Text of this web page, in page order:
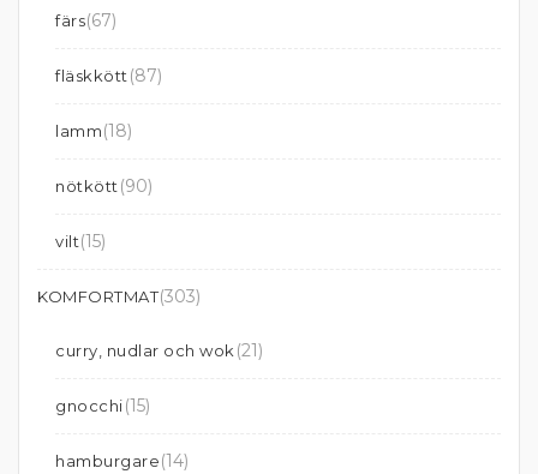
färs(67)
fläskkött (87)
lamm(18)
nötkött (90)
vilt(15)
KOMFORTMAT(303)
curry, nudlar och wok (21)
gnocchi(15)
hamburgare(14)